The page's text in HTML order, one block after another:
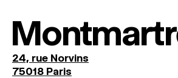
24, rue Norvins
75018 Paris